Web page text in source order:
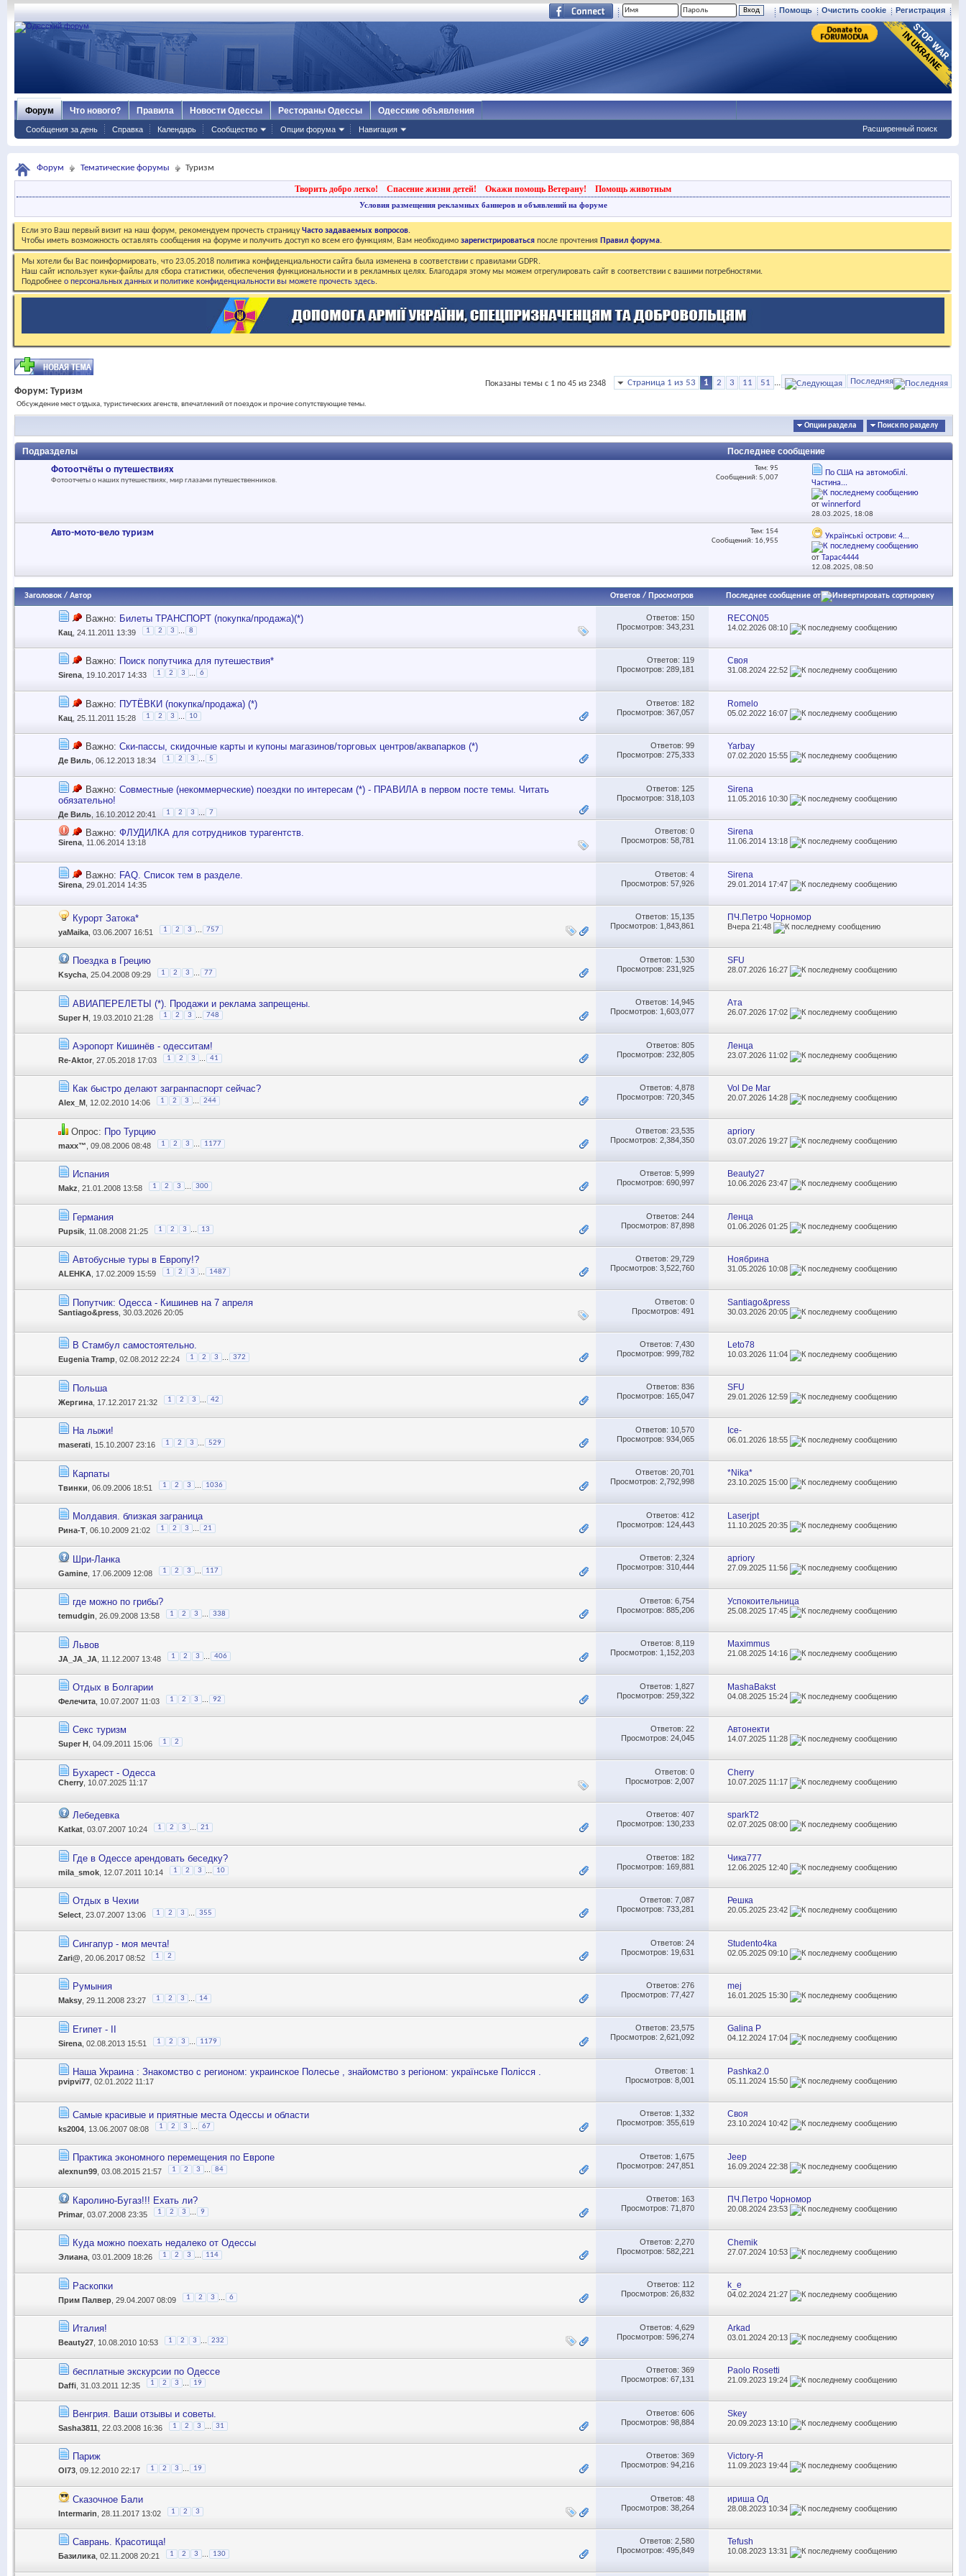
Регистрация
Очистить cookie
Помощь
Форум
Сообщения за день Справка Календарь Сообщество Опции форума Навигация
Что нового? Правила Новости Одессы Рестораны Одессы Одесские объявления
Расширенный поиск
Форум Тематические форумы Туризм
Творить добро легко! Спасение жизни детей! Окажи помощь Ветерану! Помощь животным
Условия размещения рекламных баннеров и объявлений на форуме
Если это Ваш первый визит на наш форум, рекомендуем прочесть страницуЧасто задаваемых вопросов.
Чтобы иметь возможность оставлять сообщения на форуме и получить доступ ко всем его функциям, Вам необходимо зарегистрироваться после прочтения Правил форума.
Мы хотели бы Вас поинформировать, что 23.05.2018 политика конфиденциальности сайта была изменена в соответствии с правилами GDPR.
Наш сайт использует куки-файлы для сбора статистики, обеспечения функциональности и в рекламных целях. Благодаря этому мы можем отрегулировать сайт в соответствии с вашими потребностями.
Подробнее о персональных данных и политике конфиденциальности вы можете прочесть здесь.
Страница 1 из 53 1 2 3 11 51 ... Последняя
Показаны темы с 1 по 45 из 2348
Форум: Туризм
Обсуждение мест отдыха, туристических агенств, впечатлений от поездок и прочие сопутствующие темы.
Опции раздела Поиск по разделу
Подразделы Последнее сообщение
Фотоотчёты о путешествиях
Фотоотчеты о наших путешествиях, мир глазами путешественников.
Тем: 95
Сообщений: 5,007
По США на автомобілі.
Частина...
отwinnerford
28.03.2025, 18:08
Авто-мото-вело туризм
Тем: 154
Сообщений: 16,955
Українські острови: 4...
отТарас4444
12.08.2025,08:50
Заголовок / Автор Ответов/ Просмотров Последнее сообщение от
Важно: Билеты ТРАНСПОРТ (покупка/продажа)(*)
Кац , 24.11.2011 13:39 1 2 3 8
Ответов: 150
Просмотров: 343,231
RECON05
14.02.202608:10
Важно: Поиск попутчика для путешествия*
Sirena , 19.10.2017 14:33 1 2 3 6
Ответов: 119
Просмотров: 289,181
Своя
31.08.202422:52
Важно: ПУТЁВКИ (покупка/продажа) (*)
Кац , 25.11.2011 15:28 1 2 3 10
Ответов: 182
Просмотров: 367,057
Romelo
05.02.2022 16:07
Важно: Ски-пассы, скидочные карты и купоны магазинов/торговых центров/аквапарков (*)
Де Виль , 06.12.2013 18:34 1 2 3 5
Ответов: 99
Просмотров: 275,333
Yarbay
07.02.2020 15:55
Важно: Совместные (некоммерческие) поездки по интересам (*) - ПРАВИЛА в первом посте темы. Читать
обязательно!
Де Виль , 16.10.2012 20:41 1 2 3 7
Ответов: 125
Просмотров: 318,103
Sirena
11.05.2016 10:30
Важно: ФЛУДИЛКА для сотрудников турагентств.
Sirena , 11.06.2014 13:18
Ответов: 0
Просмотров: 58,781
Sirena
11.06.2014 13:18
Важно: FAQ. Список тем в разделе.
Sirena , 29.01.2014 14:35
Ответов: 4
Просмотров: 57,926
Sirena
29.01.2014 17:47
Курорт Затока*
yaMaika , 03.06.2007 16:51 1 2 3 757
Ответов: 15,135
Просмотров: 1,843,861
ПЧ.Петро Чорномор
Вчера21:48
Поездка в Грецию
Ksycha , 25.04.2008 09:29 1 2 3 77
Ответов: 1,530
Просмотров: 231,925
SFU
28.07.2026 16:27
АВИАПЕРЕЛЕТЫ (*). Продажи и реклама запрещены.
Super H , 19.03.2010 21:28 1 2 3 748
Ответов: 14,945
Просмотров: 1,603,077
Ата
26.07.2026 17:02
Аэропорт Кишинёв - одесситам!
Re-Aktor , 27.05.2018 17:03 1 2 3 41
Ответов: 805
Просмотров: 232,805
Ленца
23.07.2026 11:02
Как быстро делают загранпаспорт сейчас?
Alex_M , 12.02.2010 14:06 1 2 3 244
Ответов: 4,878
Просмотров: 720,345
Vol De Mar
20.07.2026 14:28
Опрос: Про Турцию
maxx™ , 09.08.2006 08:48 1 2 3 1177
Ответов: 23,535
Просмотров: 2,384,350
apriory
03.07.2026 19:27
Испания
Makz , 21.01.2008 13:58 1 2 3 300
Ответов: 5,999
Просмотров: 690,997
Beauty27
10.06.202623:47
Германия
Pupsik , 11.08.2008 21:25 1 2 3 13
Ответов: 244
Просмотров: 87,898
Ленца
01.06.202601:25
Автобусные туры в Европу!?
ALEHKA , 17.02.2009 15:59 1 2 3 1487
Ответов: 29,729
Просмотров: 3,522,760
Ноябрина
31.05.2026 10:08
Попутчик: Одесса - Кишинев на 7 апреля
Santiago&press , 30.03.2026 20:05
Ответов: 0
Просмотров: 491
Santiago&press
30.03.202620:05
В Стамбул самостоятельно.
Eugenia Tramp , 02.08.2012 22:24 1 2 3 372
Ответов: 7,430
Просмотров: 999,782
Leto78
10.03.2026 11:04
Польша
Жергина , 17.12.2017 21:32 1 2 3 ... 42
Ответов: 836
Просмотров: 165,047
SFU
29.01.202612:59
На лыжи!
maserati , 15.10.2007 23:16 1 2 3 529
Ответов: 10,570
Просмотров: 934,065
Ice-
06.01.2026 18:55
Карпаты
Твинки , 06.09.2006 18:51 1 2 3 ... 1036
Ответов: 20,701
Просмотров: 2,792,998
*Nika*
23.10.2025 15:00
Молдавия. близкая заграница
Рина-Т , 06.10.2009 21:02 1 2 3 21
Ответов: 412
Просмотров: 124,443
Laserjpt
11.10.202520:35
Шри-Ланка
Gamine , 17.06.2009 12:08 1 2 3 117
Ответов: 2,324
Просмотров: 310,444
apriory
27.09.2025 11:56
где можно по грибы?
temudgin , 26.09.2008 13:58 1 2 3 338
Ответов: 6,754
Просмотров: 885,206
Успокоительница
25.08.2025 17:45
Львов
JA_JA_JA , 11.12.2007 13:48 1 2 3 406
Ответов: 8,119
Просмотров: 1,152,203
Maximmus
21.08.2025 14:16
Отдых в Болгарии
Фелечита , 10.07.2007 11:03 1 2 3 92
Ответов: 1,827
Просмотров: 259,322
MashaBakst
04.08.2025 15:24
Секс туризм
Super H , 04.09.2011 15:06 1 2
Ответов: 22
Просмотров: 24,045
Автонекти
14.07.2025 11:28
Бухарест - Одесса
Cherry , 10.07.2025 11:17
Ответов: 0
Просмотров: 2,007
Cherry
10.07.2025 11:17
Лебедевка
Katkat , 03.07.2007 10:24 1 2 3 21
Ответов: 407
Просмотров: 130,233
sparkT2
02.07.202508:00
Где в Одессе арендовать беседку?
mila_smok , 12.07.2011 10:14 1 2 3 10
Ответов: 182
Просмотров: 169,881
Чика777
12.06.2025 12:40
Отдых в Чехии
Select , 23.07.2007 13:06 1 2 3 355
Ответов: 7,087
Просмотров: 733,281
Решка
20.05.202523:42
Сингапур - моя мечта!
Zari@ , 20.06.2017 08:52 1 2
Ответов: 24
Просмотров: 19,631
Studento4ka
02.05.202509:10
Румыния
Maksy , 29.11.2008 23:27 1 2 3 14
Ответов: 276
Просмотров: 77,427
mej
16.01.2025 15:30
Египет - II
Sirena , 02.08.2013 15:51 1 2 3 1179
Ответов: 23,575
Просмотров: 2,621,092
Galina P
04.12.202417:04
Наша Украина : Знакомство с регионом: украинское Полесье , знайомство з регіоном: українське Полісся .
pvipvi77 , 02.01.2022 11:17
Ответов: 1
Просмотров: 8,001
Pashka2.0
05.11.2024 15:50
Самые красивые и приятные места Одессы и области
ks2004 , 13.06.2007 08:08 1 2 3 ... 67
Ответов: 1,332
Просмотров: 355,619
Своя
23.10.202410:42
Практика экономного перемещения по Европе
alexnun99 , 03.08.2015 21:57 1 2 3 84
Ответов: 1,675
Просмотров: 247,851
Jeep
16.09.202422:38
Каролино-Бугаз!!! Ехать ли?
Primar , 03.07.2008 23:35 1 2 3 9
Ответов: 163
Просмотров: 71,870
ПЧ.Петро Чорномор
20.08.202423:53
Куда можно поехать недалеко от Одессы
Элиана , 03.01.2009 18:26 1 2 3 114
Ответов: 2,270
Просмотров: 582,221
Chemik
27.07.2024 10:53
Раскопки
Прим Палвер , 29.04.2007 08:09 1 2 3 6
Ответов: 112
Просмотров: 26,832
k_e
04.02.202421:27
Италия!
Beauty27 , 10.08.2010 10:53 1 2 3 232
Ответов: 4,629
Просмотров: 596,274
Arkad
03.01.202420:13
бесплатные экскурсии по Одессе
Daffi , 31.03.2011 12:35 1 2 3 19
Ответов: 369
Просмотров: 67,131
Paolo Rosetti
21.09.2023 19:24
Венгрия. Ваши отзывы и советы.
Sasha3811 , 22.03.2008 16:36 1 2 3 31
Ответов: 606
Просмотров: 98,884
Skey
20.09.2023 13:10
Париж
Ol73 , 09.12.2010 22:17 1 2 3 19
Ответов: 369
Просмотров: 94,216
Victory-Я
11.09.2023 19:44
Сказочное Бали
Intermarin , 28.11.2017 13:02 1 2 3
Ответов: 48
Просмотров: 38,264
ириша Од
28.08.2023 10:34
Саврань. Красотища!
Базилика , 02.11.2008 20:21 1 2 3 130
Ответов: 2,580
Просмотров: 495,849
Tefush
10.08.2023 13:31